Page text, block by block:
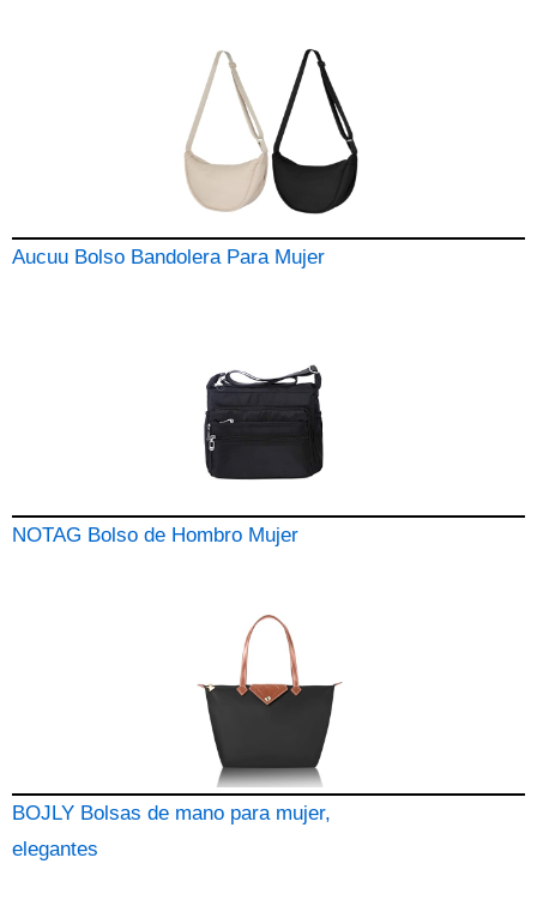
Aucuu Bolso Bandolera Para Mujer
NOTAG Bolso de Hombro Mujer
BOJLY Bolsas de mano para mujer,
elegantes